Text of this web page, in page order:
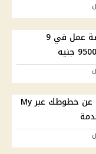
وزارة العمل توفر 6102 فرصة عمل في 9
بعد عودة أرقامي.. استعلم عن خطوطك عبر My